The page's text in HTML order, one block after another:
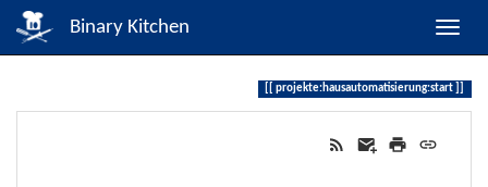
Binary Kitchen
projekte:hausautomatisierung:start